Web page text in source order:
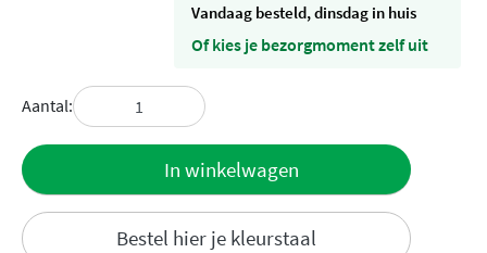
vandaag besteld, dinsdag in huis
Of kies je bezorgmoment zelf uit
Aantal:
In winkelwagen
Bestel hier je kleurstaal